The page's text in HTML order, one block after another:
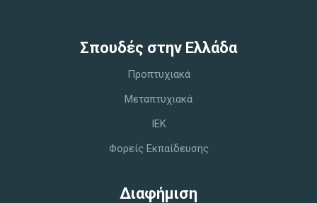
Σπoυδές στην Ελλάδα
Προπτυχιακά
Μεταπτυχιακά
IEK
Φορείς Εκπαίδευσης
Διαφήμιση